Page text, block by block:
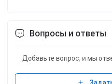
Вопросы и ответы
Добавьте вопрос, и мы